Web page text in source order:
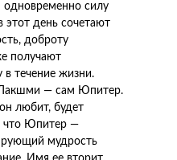
одновременно силу
этот день сочетают
доброту
получают
течение жизни.
— сам Юпитер.
он любит, будет
что Юпитер —
мудрость